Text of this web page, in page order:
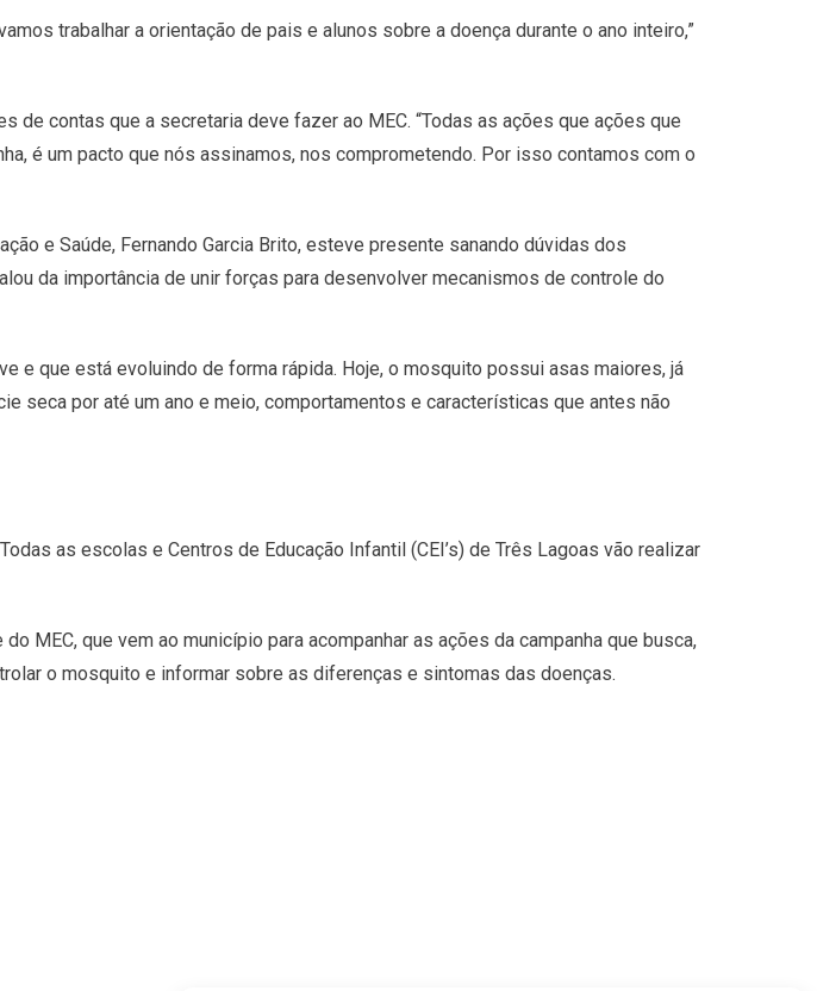
trabalhar a orientação de pais e alunos sobre a doença durante o ano inteiro,”
contas que a secretaria deve fazer ao MEC. “Todas as ações que ações que
é um pacto que nós assinamos, nos comprometendo. Por isso contamos com o
e Saúde, Fernando Garcia Brito, esteve presente sanando dúvidas dos
da importância de unir forças para desenvolver mecanismos de controle do
e que está evoluindo de forma rápida. Hoje, o mosquito possui asas maiores, já
seca por até um ano e meio, comportamentos e características que antes não
as escolas e Centros de Educação Infantil (CEI’s) de Três Lagoas vão realizar
MEC, que vem ao município para acompanhar as ações da campanha que busca,
o mosquito e informar sobre as diferenças e sintomas das doenças.